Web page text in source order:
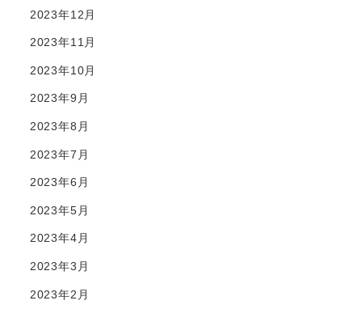
2023年12月
2023年11月
2023年10月
2023年9月
2023年8月
2023年7月
2023年6月
2023年5月
2023年4月
2023年3月
2023年2月